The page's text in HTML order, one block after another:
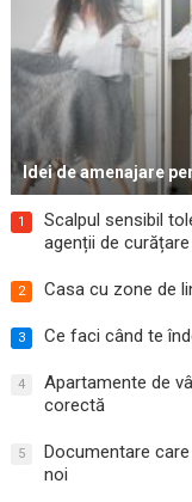
Idei de amenajare
1
Scalpul sensibil
agenții de
2 Casa cu zone de
3 Ce faci când te
4
Apartamente de
corectă
5
Documentare
noi